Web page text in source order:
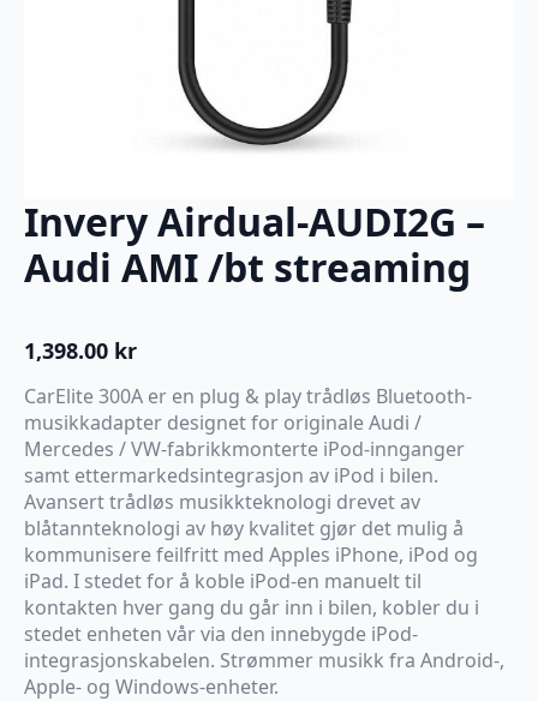
Invery Airdual-AUDI2G –
Audi AMI /bt streaming
1,398.00 kr
CarElite 300A er en plug & play trådløs Bluetooth-
musikkadapter designet for originale Audi /
Mercedes / VW-fabrikkmonterte iPod-innganger
samt ettermarkedsintegrasjon av iPod i bilen.
Avansert trådløs musikkteknologi drevet av
blåtannteknologi av høy kvalitet gjør det mulig å
kommunisere feilfritt med Apples iPhone, iPod og
iPad. I stedet for å koble iPod-en manuelt til
kontakten hver gang du går inn i bilen, kobler du i
stedet enheten vår via den innebygde iPod-
integrasjonskabelen. Strømmer musikk fra Android-,
Apple- og Windows-enheter.